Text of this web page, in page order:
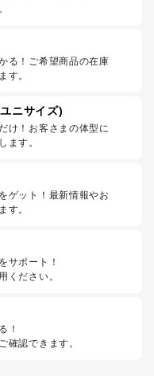
る！ご希望商品の在庫
す。
ニサイズ)
け！お客さまの体型に
ます。
ゲット！最新情報やお
す。
サポート！
ください。
！
確認できます。